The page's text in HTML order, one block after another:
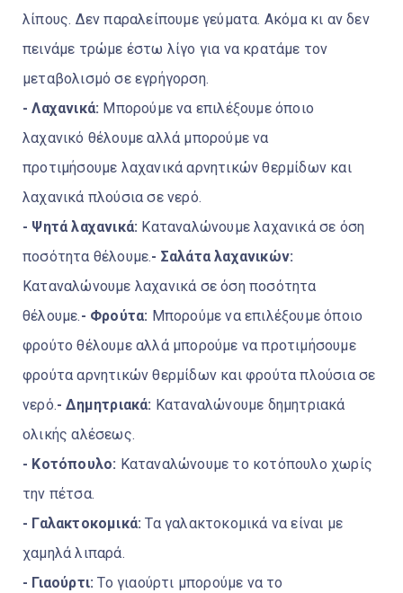
λίπους. Δεν παραλείπουμε γεύματα. Ακόμα κι αν δεν
πεινάμε τρώμε έστω λίγο για να κρατάμε τον
μεταβολισμό σε εγρήγορση.
- Λαχανικά: Μπορούμε να επιλέξουμε όποιο
λαχανικό θέλουμε αλλά μπορούμε να
προτιμήσουμε λαχανικά αρνητικών θερμίδων και
λαχανικά πλούσια σε νερό.
- Ψητά λαχανικά: Καταναλώνουμε λαχανικά σε όση
ποσότητα θέλουμε.- Σαλάτα λαχανικών:
Καταναλώνουμε λαχανικά σε όση ποσότητα
θέλουμε.- Φρούτα: Μπορούμε να επιλέξουμε όποιο
φρούτο θέλουμε αλλά μπορούμε να προτιμήσουμε
φρούτα αρνητικών θερμίδων και φρούτα πλούσια σε
νερό.- Δημητριακά: Καταναλώνουμε δημητριακά
ολικής αλέσεως.
- Κοτόπουλο: Καταναλώνουμε το κοτόπουλο χωρίς
την πέτσα.
- Γαλακτοκομικά: Τα γαλακτοκομικά να είναι με
χαμηλά λιπαρά.
- Γιαούρτι: Το γιαούρτι μπορούμε να το